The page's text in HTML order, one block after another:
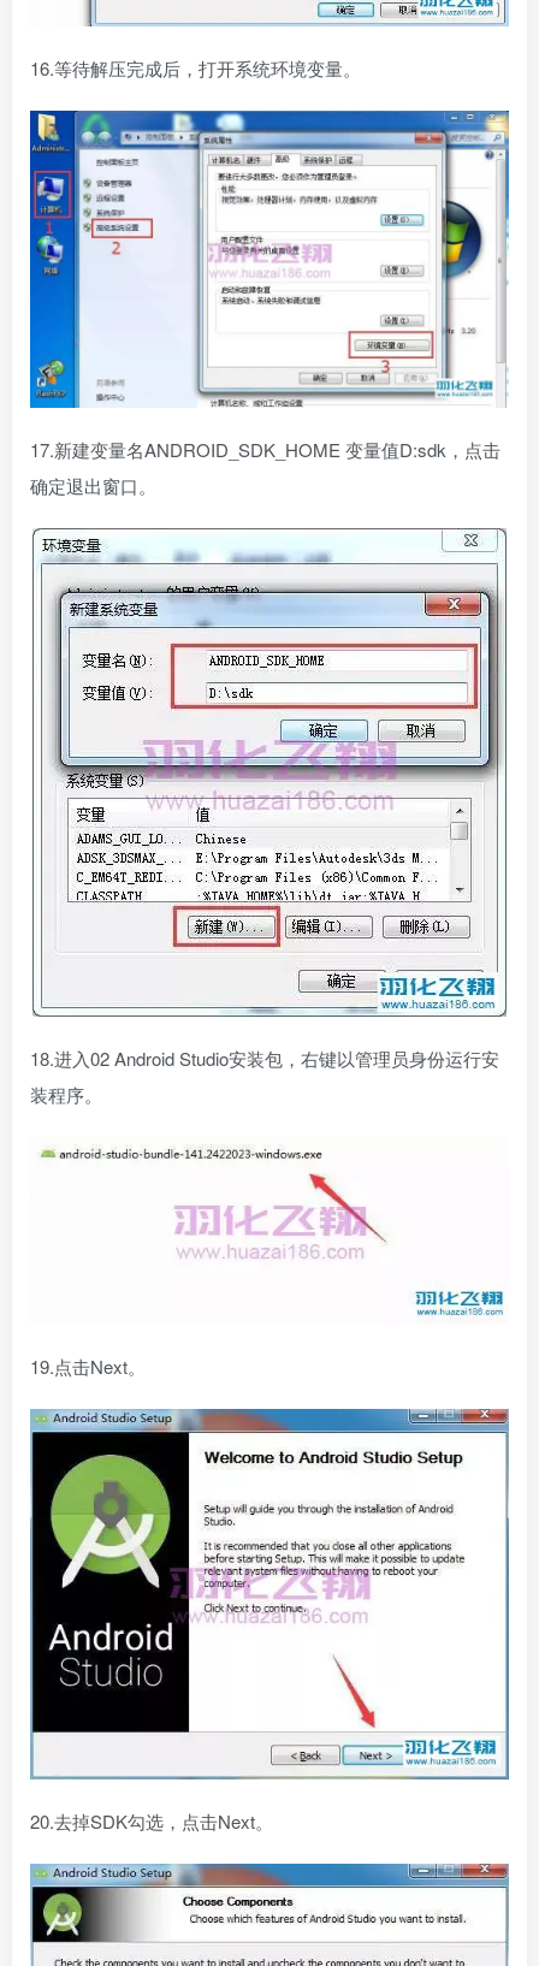
16.等待解压完成后，打开系统环境变量。
17.新建变量名ANDROID_SDK_HOME 变量值D:sdk，点击
确定退出窗口。
18.进入02 Android Studio安装包，右键以管理员身份运行安
装程序。
19.点击Next。
20.去掉SDK勾选，点击Next。